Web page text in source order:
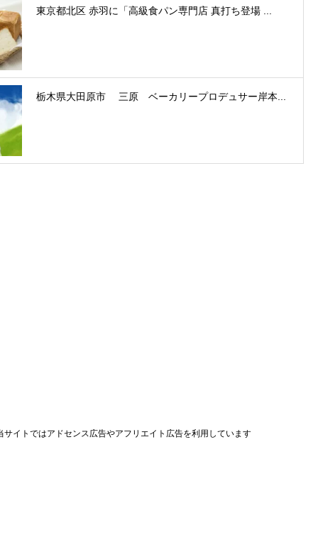
東京都北区 赤羽に「高級食パン専門店 真打ち登場 ...
栃木県大田原市 三原 ベーカリープロデュサー岸本...
サイトではアドセンス広告やアフリエイト広告を利用しています